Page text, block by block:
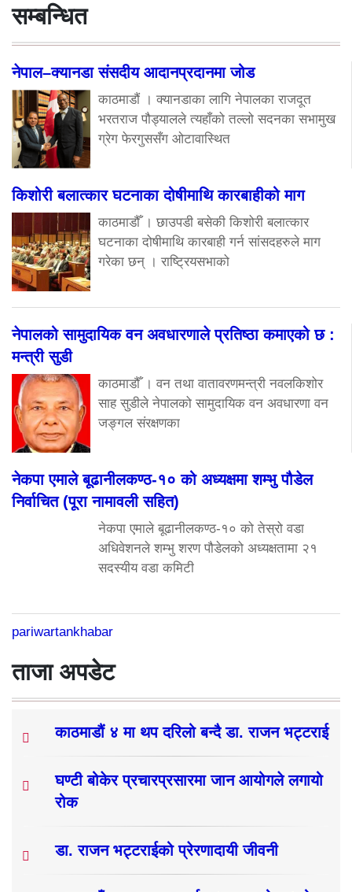
सम्बन्धित
नेपाल–क्यानडा संसदीय आदानप्रदानमा जोड
काठमाडौं । क्यानडाका लागि नेपालका राजदूत
भरतराज पौड्यालले त्यहाँको तल्लो सदनका सभामुख
ग्रेग फेरगुससँग ओटावास्थित
किशोरी बलात्कार घटनाका दोषीमाथि कारबाहीको माग
काठमाडौँ । छाउपडी बसेकी किशोरी बलात्कार
घटनाका दोषीमाथि कारबाही गर्न सांसदहरुले माग
गरेका छन् । राष्ट्रियसभाको
नेपालको सामुदायिक वन अवधारणाले प्रतिष्ठा कमाएको छ :
मन्त्री सुडी
काठमाडौँ । वन तथा वातावरणमन्त्री नवलकिशोर
साह सुडीले नेपालको सामुदायिक वन अवधारणा वन
जङ्गल संरक्षणका
नेकपा एमाले बूढानीलकण्ठ-१० को अध्यक्षमा शम्भु पौडेल
निर्वाचित (पूरा नामावली सहित)
नेकपा एमाले बूढानीलकण्ठ-१० को तेस्रो वडा
अधिवेशनले शम्भु शरण पौडेलको अध्यक्षतामा २१
सदस्यीय वडा कमिटी
pariwartankhabar
ताजा अपडेट
काठमाडौं ४ मा थप दरिलो बन्दै डा. राजन भट्टराई
घण्टी बोकेर प्रचारप्रसारमा जान आयोगले लगायो
रोक
डा. राजन भट्टराईको प्रेरणादायी जीवनी